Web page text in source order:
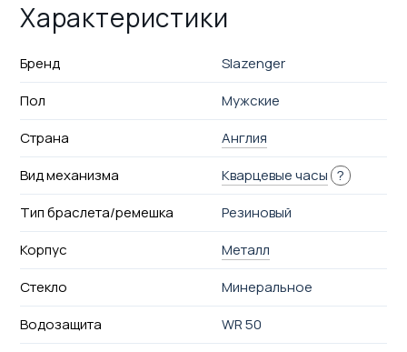
Характеристики
Бренд
Slazenger
Пол
Мужские
Страна
Англия
Вид механизма
Кварцевые часы ?
Тип браслета/ремешка
Резиновый
Корпус
Металл
Стекло
Минеральное
Водозащита
WR 50